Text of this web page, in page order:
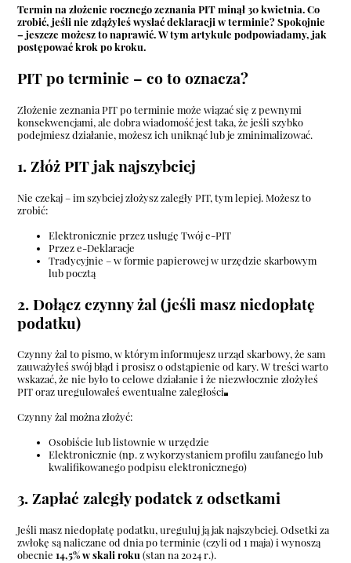
Termin na złożenie rocznego zeznania PIT minął 30 kwietnia. Co
zrobić, jeśli nie zdążyłeś wysłać deklaracji w terminie? Spokojnie
– jeszcze możesz to naprawić. W tym artykule podpowiadamy, jak
postępować krok po kroku.
PIT po terminie – co to oznacza?
Złożenie zeznania PIT po terminie może wiązać się z pewnymi
konsekwencjami, ale dobra wiadomość jest taka, że jeśli szybko
podejmiesz działanie, możesz ich uniknąć lub je zminimalizować.
1. Złóż PIT jak najszybciej
Nie czekaj – im szybciej złożysz zaległy PIT, tym lepiej. Możesz to
zrobić:
Elektronicznie przez usługęTwój e-PIT
Przez e-Deklaracje
Tradycyjnie – w formie papierowej w urzędzie skarbowym
lub pocztą
2. Dołącz czynny żal (jeśli masz niedopłatę
podatku)
Czynny żal to pismo, w którym informujesz urząd skarbowy, że sam
zauważyłeś swój błąd i prosisz o odstąpienie od kary. W treści warto
wskazać, że nie było to celowe działanie i że niezwłocznie złożyłeś
PIT oraz uregulowałeś ewentualne zaległości
Czynny żal można złożyć:
Osobiście lub listownie w urzędzie
Elektronicznie (np. z wykorzystaniem profilu zaufanego lub
kwalifikowanego podpisu elektronicznego)
3. Zapłać zaległy podatek z odsetkami
Jeśli masz niedopłatę podatku, ureguluj ją jak najszybciej. Odsetki za
zwłokę są naliczane od dnia po terminie (czyli od 1 maja) i wynoszą
obecnie14,5% w skali roku(stan na 2024 r.).